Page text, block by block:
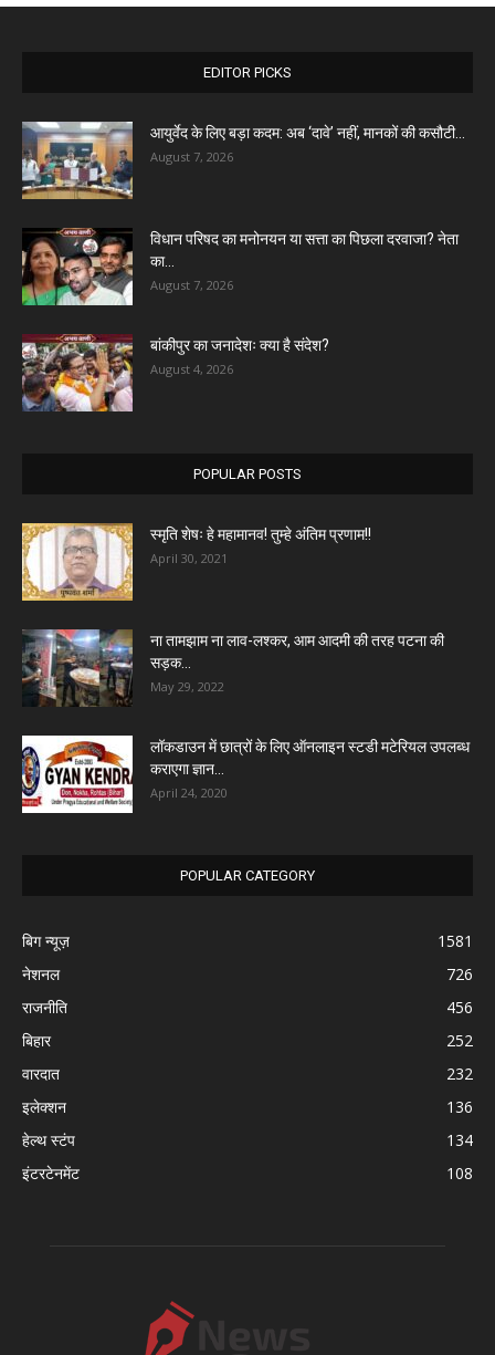
EDITOR PICKS
आयुर्वेद के लिए बड़ा कदम: अब ‘दावे’ नहीं, मानकों की कसौटी...
August 7, 2026
विधान परिषद का मनोनयन या सत्ता का पिछला दरवाजा? नेता
का...
August 7, 2026
बांकीपुर का जनादेशः क्या है संदेश?
August 4, 2026
POPULAR POSTS
स्मृति शेषः हे महामानव! तुम्हे अंतिम प्रणाम!!
April 30, 2021
ना तामझाम ना लाव-लश्कर, आम आदमी की तरह पटना की
सड़क...
May 29, 2022
लॉकडाउन में छात्रों के लिए ऑनलाइन स्टडी मटेरियल उपलब्ध
कराएगा ज्ञान...
April 24, 2020
POPULAR CATEGORY
बिग न्यूज़
1581
नेशनल
726
राजनीति
456
बिहार
252
वारदात
232
इलेक्शन
136
हेल्थ स्टंप
134
इंटरटेनमेंट
108